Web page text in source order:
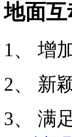
地面
1、 增
2、 新
3、 满